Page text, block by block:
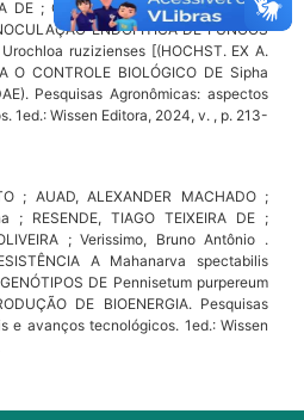
DE ; CALSAVARA, LUÍS AUGUSTO ;
ENDOFÍTICA DE FUNGOS
Urochloa ruzizienses [(HOCHST. EX A.
O CONTROLE BIOLÓGICO DE Sipha
Pesquisas Agronômicas: aspectos
1ed.: Wissen Editora, 2024, v. , p. 213-
; AUAD, ALEXANDER MACHADO ;
; RESENDE, TIAGO TEIXEIRA DE ;
; Verissimo, Bruno Antônio .
A Mahanarva spectabilis
DE Pennisetum purpereum
DE BIOENERGIA. Pesquisas
e avanços tecnológicos. 1ed.: Wissen